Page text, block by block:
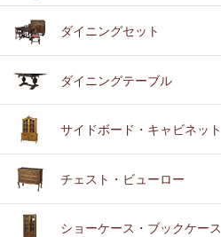
ダイニングセット
ダイニングテーブル
サイドボード・キャビネット
チェスト・ビューロー
ショーケース・ブックケース